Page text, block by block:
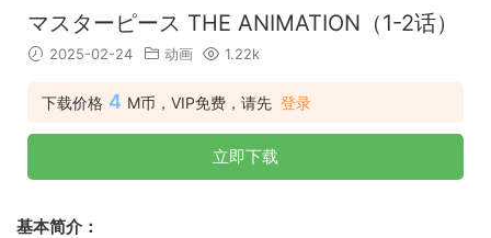
マスターピース THE ANIMATION（1-2话）
2025-02-24 动画 1.22k
下载价格 4 M币，VIP免费，请先 登录
立即下载
基本简介：